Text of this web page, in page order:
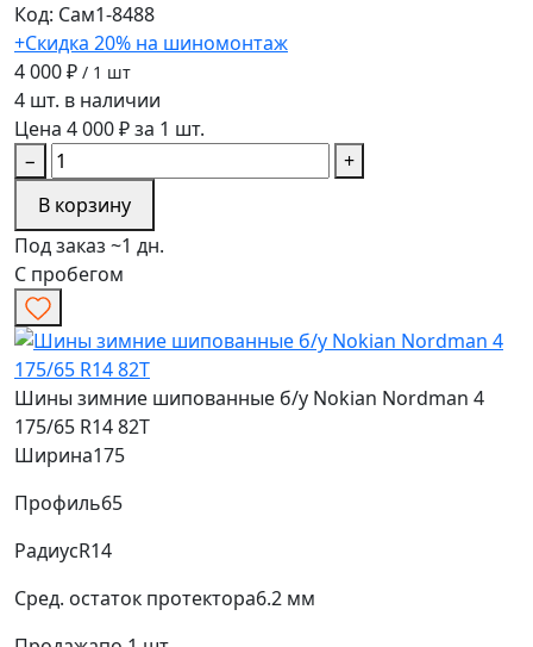
Код: Сам1-8488
+Скидка 20% на шиномонтаж
4 000 ₽ / 1 шт
4 шт. в наличии
Цена 4 000 ₽ за 1 шт.
−
+
В корзину
Под заказ ~1 дн.
С пробегом
Шины зимние шипованные б/у Nokian Nordman 4
175/65 R14 82T
Ширина175
Профиль65
РадиусR14
Сред. остаток протектора6.2 мм